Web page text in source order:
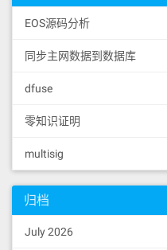
EOS源码分析
同步主网数据到数据库
dfuse
零知识证明
multisig
归档
July 2026